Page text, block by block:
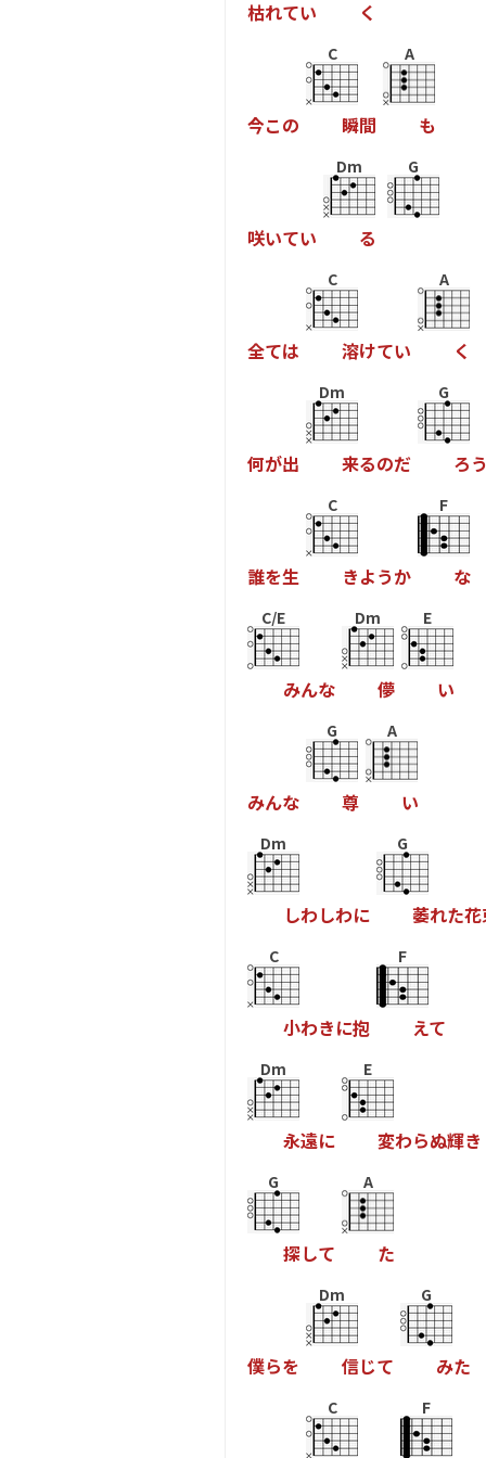
枯れてい く
今この
C
瞬間
A
も
咲いてい
Dm
る
G
全ては
C
溶けてい
A
く
何が出
Dm
来るのだ
G
ろ
誰を生
C
きようか
F
な
C/E
みんな
Dm
儚
E
い
みんな
G
尊
A
い
Dm
しわしわに
G
萎れた花
C
小わきに抱
F
えて
Dm
永遠に
E
変わらぬ輝き
G
探して
A
た
僕らを
Dm
信じて
G
みた
C F